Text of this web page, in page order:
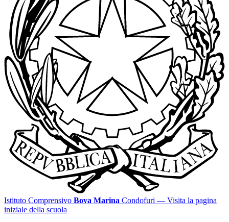
Istituto Comprensivo Bova Marina Condofuri — Visita la pagina
iniziale della scuola